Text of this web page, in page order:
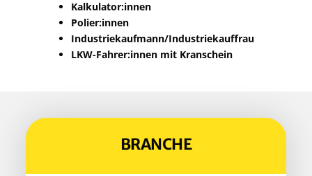
Kalkulator:innen
Polier:innen
Industriekaufmann/​Industriekauffrau
LKW-Fahrer:innen mit Kranschein
BRAN­CHE